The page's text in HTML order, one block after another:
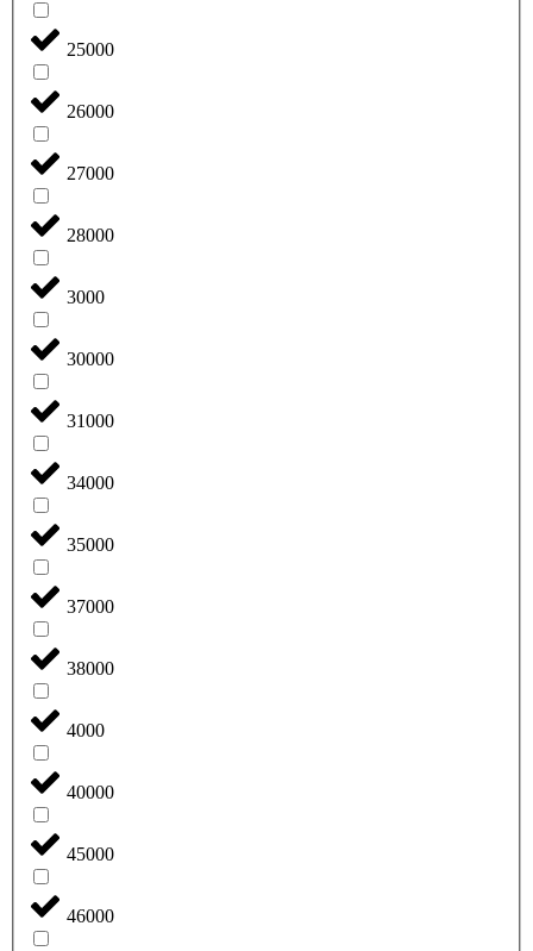
25000
26000
27000
28000
3000
30000
31000
34000
35000
37000
38000
4000
40000
45000
46000